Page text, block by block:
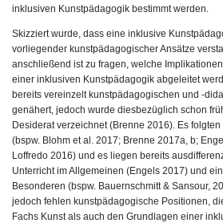
inklusiven Kunstpädagogik bestimmt werden.
Skizziert wurde, dass eine inklusive
vorliegender kunstpädagogischer Ansätze
anschließend ist zu fragen, welche
einer inklusiven Kunstpädagogik abgeleitet
bereits vereinzelt kunstpädagogischen und -
genähert, jedoch wurde diesbezüglich schon
Desiderat verzeichnet (Brenne 2016). Es
(bspw. Blohm et al. 2017; Brenne 2017a, b;
Loffredo 2016) und es liegen bereits
Unterricht im Allgemeinen (Engels 2017) und
Besonderen (bspw. Bauernschmitt & Sansour,
jedoch fehlen kunstpädagogische Positionen,
Fachs Kunst als auch den Grundlagen einer